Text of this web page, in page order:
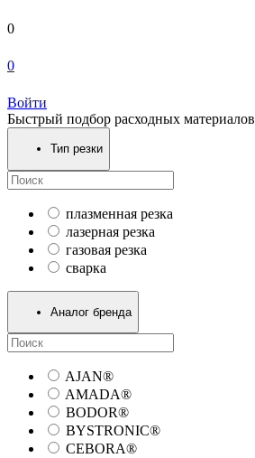
0
0
Войти
Быстрый подбор расходных материалов
Тип резки
плазменная резка
лазерная резка
газовая резка
сварка
Аналог бренда
AJAN®
AMADA®
BODOR®
BYSTRONIC®
CEBORA®